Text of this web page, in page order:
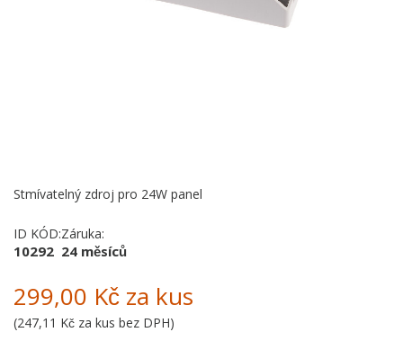
Stmívatelný zdroj pro 24W panel
ID KÓD:
10292
Záruka:
24 měsíců
299,00 Kč za kus
(247,11 Kč za kus bez DPH)